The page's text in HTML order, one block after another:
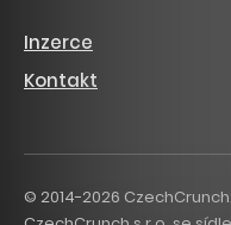
Inzerce
Kontakt
© 2014-2026